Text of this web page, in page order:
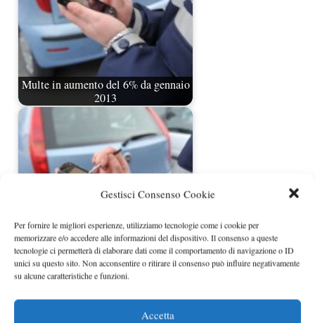
Gestisci Consenso Cookie
Per fornire le migliori esperienze, utilizziamo tecnologie come i cookie per
memorizzare e/o accedere alle informazioni del dispositivo. Il consenso a queste
tecnologie ci permetterà di elaborare dati come il comportamento di navigazione o ID
unici su questo sito. Non acconsentire o ritirare il consenso può influire negativamente
su alcune caratteristiche e funzioni.
Accetta
Multe in aumento del 6% da gennaio
2013
Sconto multe pagate subito nuovo ddl